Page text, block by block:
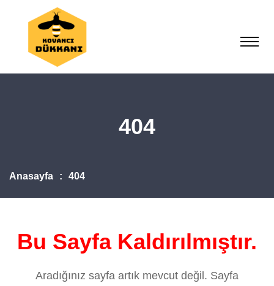
404
Anasayfa 404
Bu Sayfa Kaldırılmıştır.
Aradığınız sayfa artık mevcut değil. Sayfa